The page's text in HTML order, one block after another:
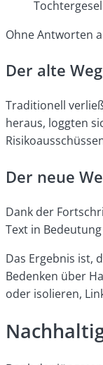
Ohne Antworten
Der alte
Traditionell
heraus, loggten
Der neue
Dank der
Text in
Das Ergebnis ist,
Bedenken über
oder isolieren,